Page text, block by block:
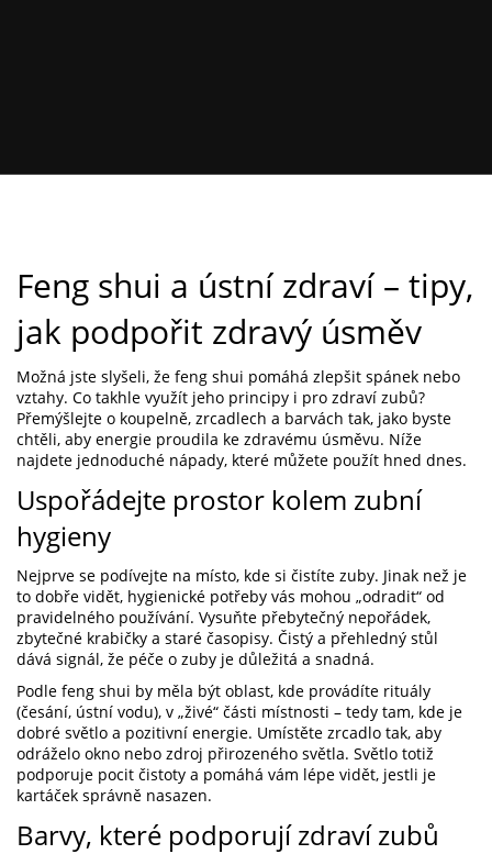
Feng shui a ústní zdraví – tipy,
jak podpořit zdravý úsměv
Možná jste slyšeli, že feng shui pomáhá zlepšit spánek nebo
vztahy. Co takhle využít jeho principy i pro zdraví zubů?
Přemýšlejte o koupelně, zrcadlech a barvách tak, jako byste
chtěli, aby energie proudila ke zdravému úsměvu. Níže
najdete jednoduché nápady, které můžete použít hned dnes.
Uspořádejte prostor kolem zubní
hygieny
Nejprve se podívejte na místo, kde si čistíte zuby. Jinak než je
to dobře vidět, hygienické potřeby vás mohou „odradit“ od
pravidelného používání. Vysuňte přebytečný nepořádek,
zbytečné krabičky a staré časopisy. Čistý a přehledný stůl
dává signál, že péče o zuby je důležitá a snadná.
Podle feng shui by měla být oblast, kde provádíte rituály
(česání, ústní vodu), v „živé“ části místnosti – tedy tam, kde je
dobré světlo a pozitivní energie. Umístěte zrcadlo tak, aby
odráželo okno nebo zdroj přirozeného světla. Světlo totiž
podporuje pocit čistoty a pomáhá vám lépe vidět, jestli je
kartáček správně nasazen.
Barvy, které podporují zdraví zubů